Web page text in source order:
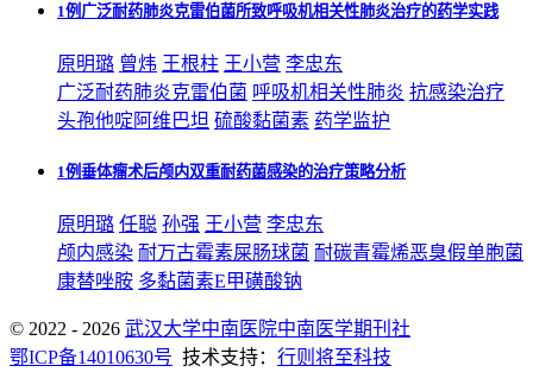
1例广泛耐药肺炎克雷伯菌所致呼吸机相关性肺炎治疗的药学实践
原明璐 曾炜 王根柱 王小营 李忠东
广泛耐药肺炎克雷伯菌 呼吸机相关性肺炎 抗感染治疗
头孢他啶阿维巴坦 硫酸黏菌素 药学监护
1例垂体瘤术后颅内双重耐药菌感染的治疗策略分析
原明璐 任聪 孙强 王小营 李忠东
颅内感染 耐万古霉素屎肠球菌 耐碳青霉烯恶臭假单胞菌
康替唑胺 多黏菌素E甲磺酸钠
© 2022 - 2026 武汉大学中南医院中南医学期刊社
鄂ICP备14010630号 技术支持： 行则将至科技